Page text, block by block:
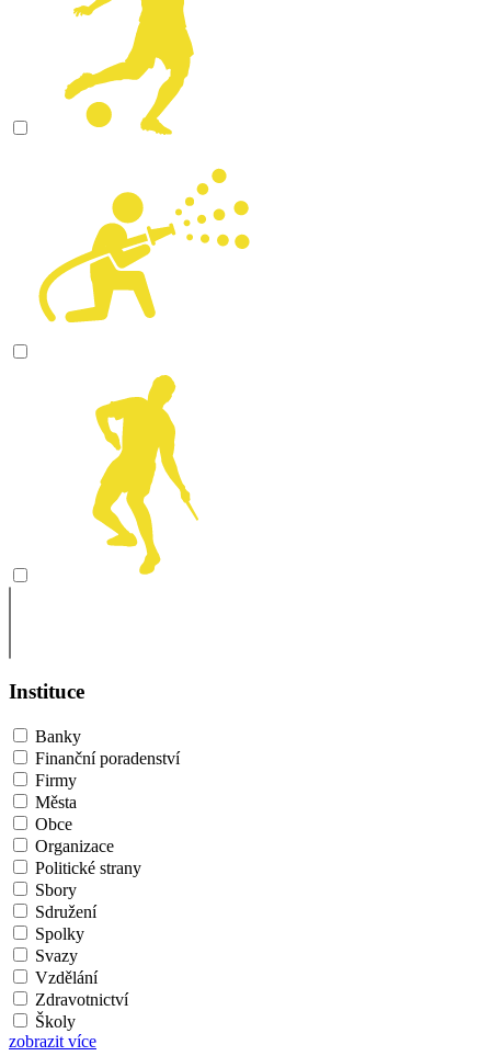
Instituce
Banky
Finanční poradenství
Firmy
Města
Obce
Organizace
Politické strany
Sbory
Sdružení
Spolky
Svazy
Vzdělání
Zdravotnictví
Školy
zobrazit více